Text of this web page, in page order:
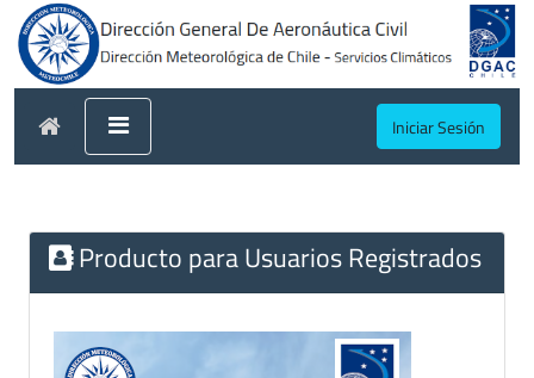
Iniciar Sesión
Producto para Usuarios Registrados